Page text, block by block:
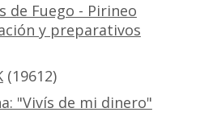
de Fuego - Pirineo
y preparativos
(19612)
"Vivís de mi dinero"